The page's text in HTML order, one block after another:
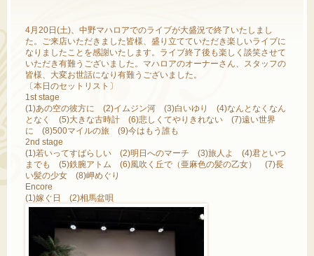
4月20日(土)、中野マハロアでのライブが大盛況で終了いたしまし
た。ご来店いただきました皆様、盛り立てていただき楽しいライブに
なりましたことを感謝いたします。ライブ終了後も楽しく談笑させて
いただき有難うございました。マハロアのオーナーさん、スタッフの
皆様、大変お世話になり有難うございました。
〔本日のセットリスト〕
1st stage
(1)あの空の彼方に (2)イムジン河 (3)白いゆり (4)なんとなくなん
となく (5)大きな古時計 (6)悲しくてやりきれない (7)遠い世界
に (8)500マイルの旅 (9)今はもう誰も
2nd stage
(1)若いってすばらしい (2)明日へのマーチ (3)旅人よ (4)君といつ
までも (5)鉄腕アトム (6)風吹く丘で（亜麻色の髪の乙女） (7)長
い髪の少女 (8)岬めぐり
Encore
(1)嫁ぐ日 (2)相馬盆唄